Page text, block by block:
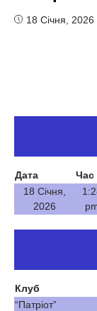
18 Січня, 2026
Дата Час
18 Січня,
2026
Клуб
“Патріот”